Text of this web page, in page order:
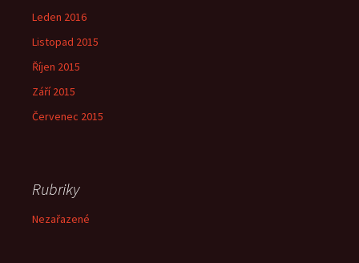
Leden 2016
Listopad 2015
Říjen 2015
Září 2015
Červenec 2015
Rubriky
Nezařazené